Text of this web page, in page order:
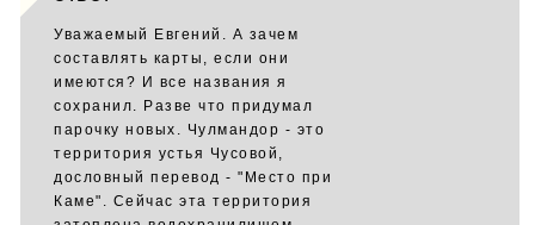
Уважаемый Евгений. А зачем
составлять карты, если они
имеются? И все названия я
сохранил. Разве что придумал
парочку новых. Чулмандор - это
территория устья Чусовой,
дословный перевод - "Место при
Каме". Сейчас эта территория